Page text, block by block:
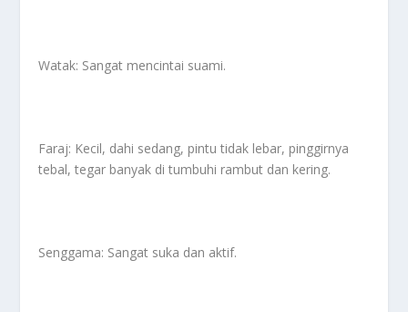
Watak: Sangat mencintai suami.
Faraj: Kecil, dahi sedang, pintu tidak lebar, pinggirnya
tebal, tegar banyak di tumbuhi rambut dan kering.
Senggama: Sangat suka dan aktif.